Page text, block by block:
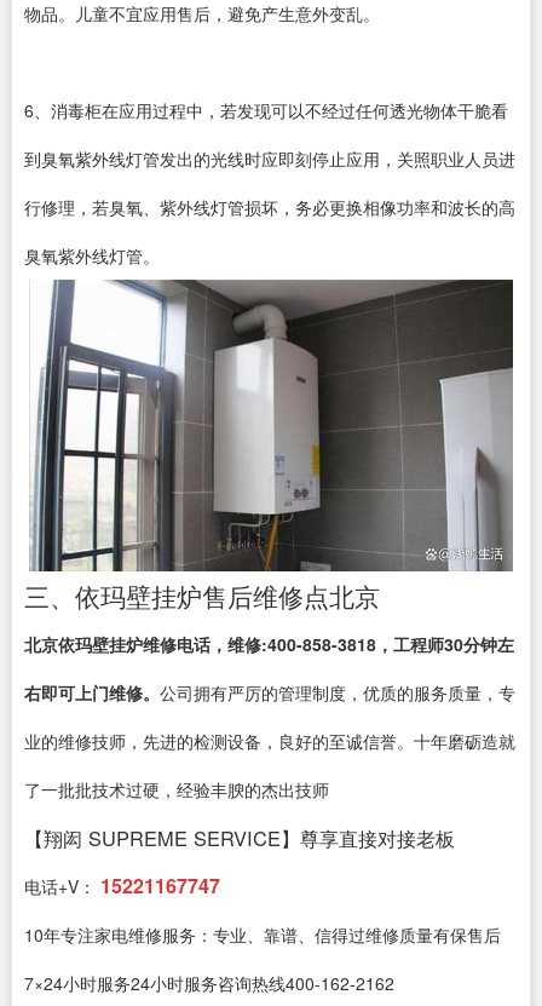
物品。儿童不宜应用售后，避免产生意外变乱。
6、消毒柜在应用过程中，若发现可以不经过任何透光物体干脆看
到臭氧紫外线灯管发出的光线时应即刻停止应用，关照职业人员进
行修理，若臭氧、紫外线灯管损坏，务必更换相像功率和波长的高
臭氧紫外线灯管。
三、依玛壁挂炉售后维修点北京
北京依玛壁挂炉维修电话，维修:400-858-3818，工程师30分钟左
右即可上门维修。 公司拥有严厉的管理制度，优质的服务质量，专
业的维修技师，先进的检测设备，良好的至诚信誉。十年磨砺造就
了一批批技术过硬，经验丰腴的杰出技师
【翔闳 SUPREME SERVICE】尊享直接对接老板
电话+V： 15221167747
10年专注家电维修服务：专业、靠谱、信得过维修质量有保售后
7×24小时服务24小时服务咨询热线400-162-2162